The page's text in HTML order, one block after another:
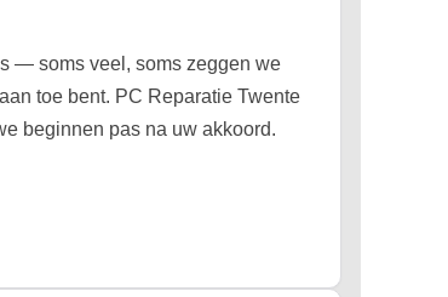
— soms veel, soms zeggen we
toe bent. PC Reparatie Twente
beginnen pas na uw akkoord.